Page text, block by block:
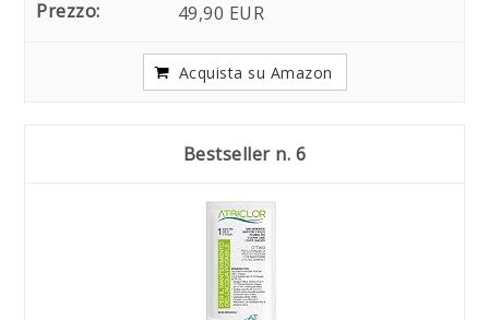
49,90 EUR
Acquista su Amazon
6